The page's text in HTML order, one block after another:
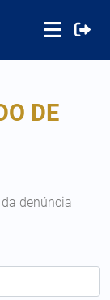
DE
denúncia